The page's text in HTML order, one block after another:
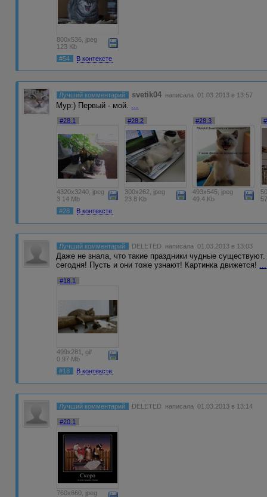
800x536, jpeg
123 Kb
#54
В контексте
Лучший комментарий svetik04 написала 01.03.2013 в 13:57
Мур:) Первый - мой.
#28.1
4320x3240, jpeg
3.14 Mb
#28.2
300x262, jpeg
23.8 Kb
#28.3
493x545, jpeg
49.4 Kb
#28
В контексте
Лучший комментарий DELETED написала 01.03.2013 в 13:03
Даже не знала, что такие праздники чудные
сегодня! Пусть и они тоже узнают! Картинка движется! ...
#18.1
499x281, gif
0.97 Mb
#18
В контексте
Лучший комментарий DELETED написала 01.03.2013 в 13:14
#20.1
760x660, jpeg